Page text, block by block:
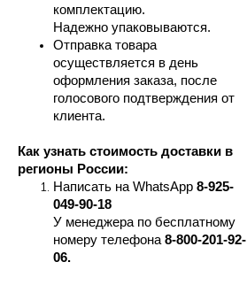
комплектацию.
Надежно упаковываются.
Отправка товара
осуществляется в день
оформления заказа, после
голосового подтверждения от
клиента.
Как узнать стоимость доставки в
регионы России:
Написать на WhatsApp 8-925-
049-90-18
У менеджера по бесплатному
номеру телефона 8-800-201-92-
06.